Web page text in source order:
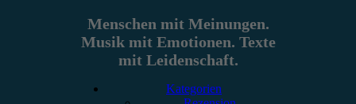
Menschen mit Meinungen.
Musik mit Emotionen. Texte
mit Leidenschaft.
Kategorien